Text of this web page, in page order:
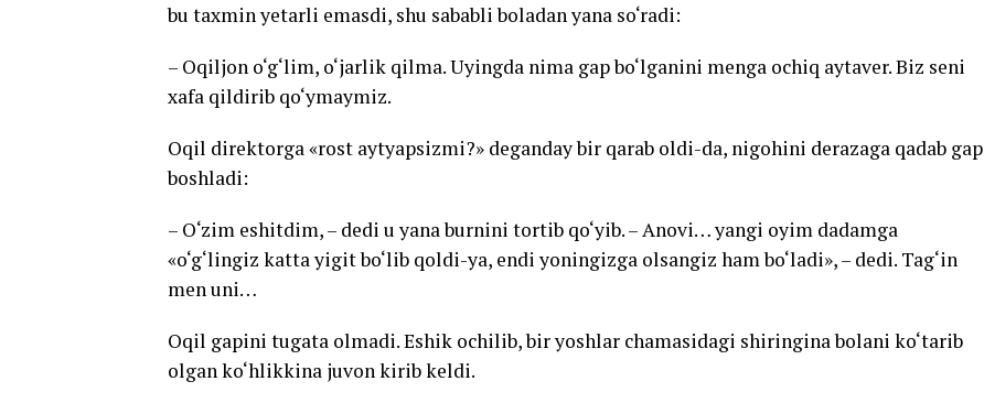
bu taxmin yetarli emasdi, shu sababli boladan yana so‘radi:
– Oqiljon o‘g‘lim, o‘jarlik qilma. Uyingda nima gap bo‘lganini menga ochiq aytaver. Biz seni
xafa qildirib qo‘ymaymiz.
Oqil direktorga «rost aytyapsizmi?» deganday bir qarab oldi-da, nigohini derazaga qadab gap
boshladi:
– O‘zim eshitdim, – dedi u yana burnini tortib qo‘yib. – Anovi… yangi oyim dadamga
«o‘g‘lingiz katta yigit bo‘lib qoldi-ya, endi yoningizga olsangiz ham bo‘ladi», – dedi. Tag‘in
men uni…
Oqil gapini tugata olmadi. Eshik ochilib, bir yoshlar chamasidagi shiringina bolani ko‘tarib
olgan ko‘hlikkina juvon kirib keldi.